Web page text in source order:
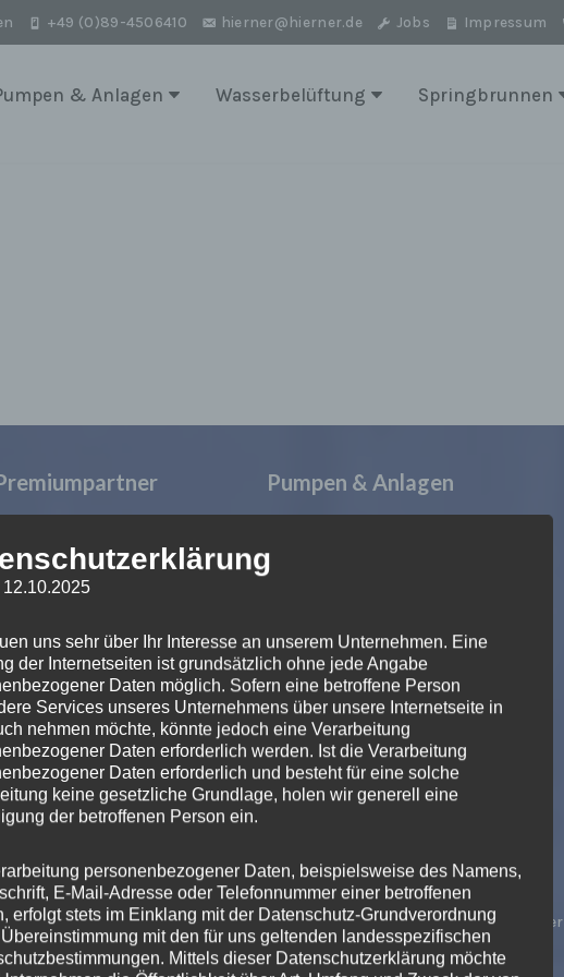
+49 (0)89-4506410 hierner@hierner.de Jobs Impressum
& Anlagen Wasserbelüftung Springbrunnen
– a xylem brand
Oase – Living water
– pumping power
Pumpen & Anlagen
Wir bieten modernste Fördertechnik für
Verfahrenstechnik, Hebeanlagen,
Sonderanlagenbau, Projektplanung,
Wartung, Instandsetzung, uvm.
Wasserbelüfter
Wasserbelüfter für jede Art von Seen,
Teichen und Kläranlagen, mit vorhandener
Stromversorgung oder alternativer
12.10.2025
uns sehr über Ihr Interesse an unserem Unternehmen. Eine
der Internetseiten ist grundsätzlich ohne jede Angabe
Daten möglich. Sofern eine betroffene Person
Services unseres Unternehmens über unsere Internetseite in
nehmen möchte, könnte jedoch eine Verarbeitung
Daten erforderlich werden. Ist die Verarbeitung
Daten erforderlich und besteht für eine solche
keine gesetzliche Grundlage, holen wir generell eine
der betroffenen Person ein.
personenbezogener Daten, beispielsweise des Namens,
E-Mail-Adresse oder Telefonnummer einer betroffenen
erfolgt stets im Einklang mit der Datenschutz-Grundverordnung
mit den für uns geltenden landesspezifischen
Mittels dieser Datenschutzerklärung möchte